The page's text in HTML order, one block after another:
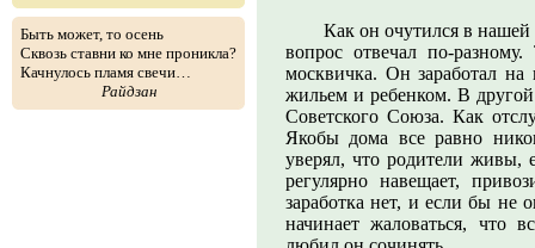
Быть может, то осень
Сквозь ставни ко мне проникла?
Качнулось пламя свечи…
Райдзан
Как он очутился в нашей
вопрос отвечал по-
москвичка. Он заработал
жильем и ребенком. В другой
Советского Союза. Как
Якобы дома все равно
уверял, что родители живы,
регулярно навещает,
заработка нет, и если бы не
начинает жаловаться, что